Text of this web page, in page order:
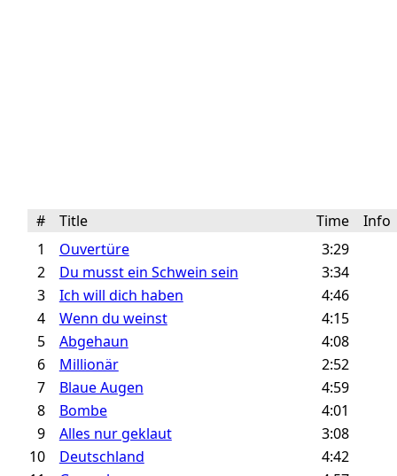
# Title Time
Info
1
Ouvertüre
3:29
2
Du musst ein Schwein sein
3:34
3
Ich will dich haben
4:46
4
Wenn du weinst
4:15
5
Abgehaun
4:08
6
Millionär
2:52
7
Blaue Augen
4:59
8
Bombe
4:01
9
Alles nur geklaut
3:08
10
Deutschland
4:42